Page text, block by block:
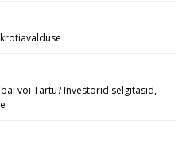
või Tartu? Investorid selgitasid,